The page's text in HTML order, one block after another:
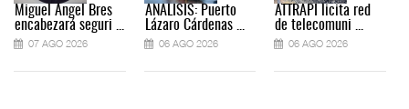
Miguel Ángel Bres
encabezará seguri ...
07 AGO 2026
ANÁLISIS: Puerto
Lázaro Cárdenas ...
06 AGO 2026
ATTRAPI licita red
de telecomuni ...
06 AGO 2026